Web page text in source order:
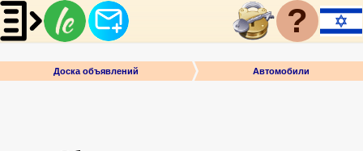
?
Доска объявлений Автомобили